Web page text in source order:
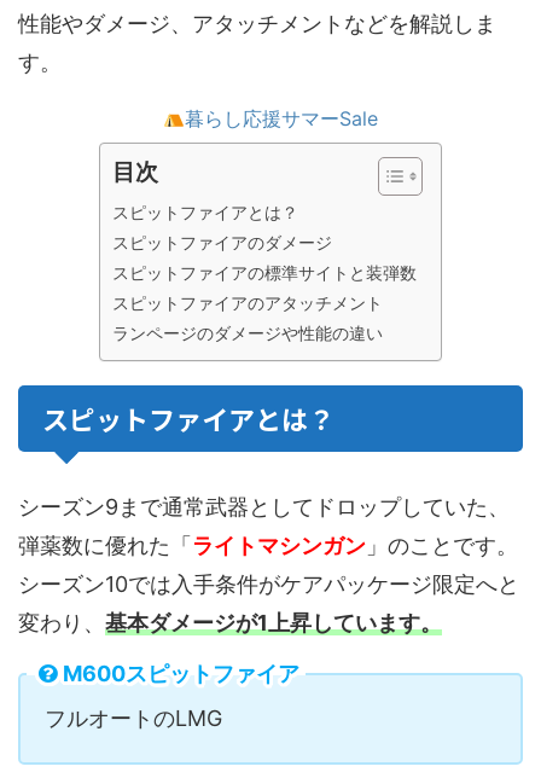
性能やダメージ、アタッチメントなどを解説しま
す。
暮らし応援サマーSale
目次
スピットファイアとは？
スピットファイアのダメージ
スピットファイアの標準サイトと装弾数
スピットファイアのアタッチメント
ランページのダメージや性能の違い
スピットファイアとは？
シーズン9まで通常武器としてドロップしていた、
弾薬数に優れた「 ライトマシンガン 」のことです。
シーズン10では入手条件がケアパッケージ限定へと
変わり、 基本ダメージが1上昇しています。
M600スピットファイア
フルオートのLMG